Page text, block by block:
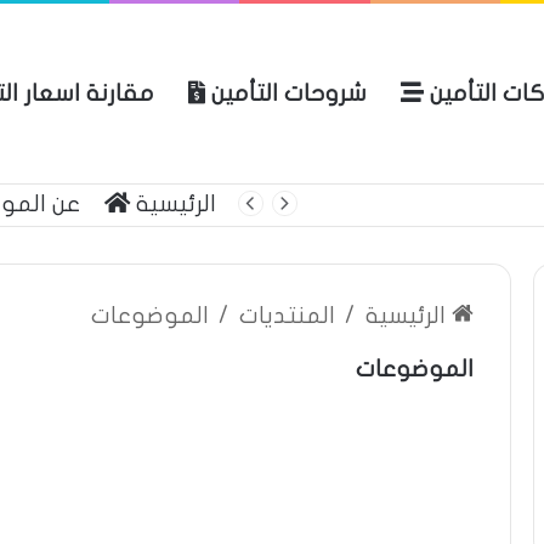
التأمين شروحات التأمين مقارنة اسعار
الرئيسية عن
الرئيسية / المنتديات / الموضوعات
الموضوعات